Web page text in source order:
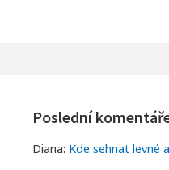
Widgets
Poslední
Diana: Kde sehnat levné